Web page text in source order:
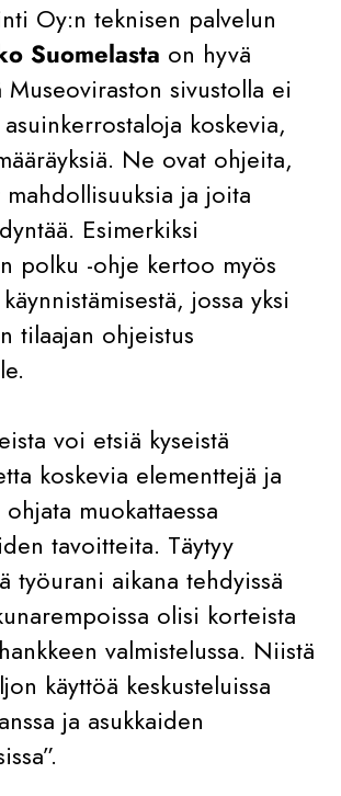
Oy:n teknisen palvelun
Suomelasta on hyvä
Museoviraston sivustolla ei
koskevia,
Ne ovat ohjeita,
mahdollisuuksia ja joita
Esimerkiksi
polku -ohje kertoo myös
jossa yksi
tilaajan ohjeistus
voi etsiä kyseistä
koskevia elementtejä ja
muokattaessa
tavoitteita. Täytyy
työurani aikana tehdyissä
olisi korteista
valmistelussa. Niistä
käyttöä keskusteluissa
ja asukkaiden